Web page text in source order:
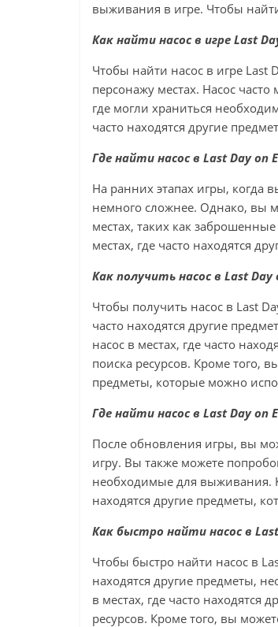
выживания в игре. Чтобы
Как найти насос в игре Last
Чтобы найти насос в игре Last
персонажу местах. Насос
где могли храниться
часто находятся другие
Где найти насос в Last Day on
На ранних этапах игры, когда
немного сложнее. Однако, вы
местах, таких как
местах, где часто находятся
Как получить насос в Last Day
Чтобы получить насос в Last
часто находятся другие
насос в местах, где часто
поиска ресурсов. Кроме того,
предметы, которые можно
Где найти насос в Last Day on
После обновления игры, вы
игру. Вы также можете
необходимые для выживания.
находятся другие предметы,
Как быстро найти насос в
Чтобы быстро найти насос в
находятся другие предметы,
в местах, где часто находятся
ресурсов. Кроме того, вы